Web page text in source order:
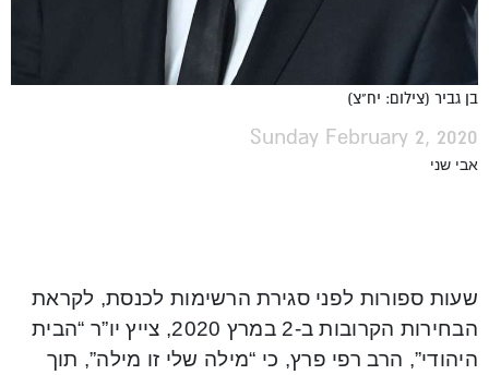
בן גביר (צילום: יח"צ)
Sunday February 2, 2020
אבי שני
שעות ספורות לפני סגירת הרשימות לכנסת, לקראת
הבחירות הקרובות ב-2 במרץ 2020, צייץ יו”ר “הבית
היהודי”, הרב רפי פרץ, כי “מילה שלי זו מילה”, תוך